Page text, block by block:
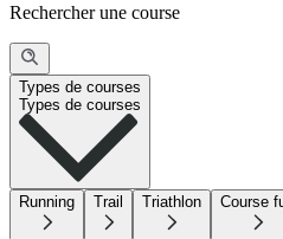
Rechercher une course
Types de courses
Types de courses
Running Trail Triathlon Course